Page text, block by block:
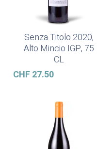
In Den Warenkorb
Senza Titolo 2020,
Alto Mincio IGP, 75
CL
CHF27.50